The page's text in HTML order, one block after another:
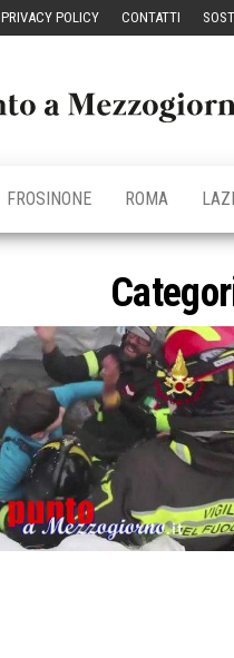
PRIVACY POLICY CONTATTI
FROSINONE ROMA